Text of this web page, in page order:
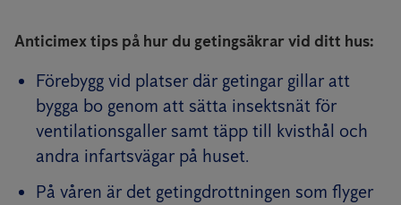
Anticimex tips på hur du getingsäkrar vid ditt hus:
Förebygg vid platser där getingar gillar att
bygga bo genom att sätta insektsnät för
ventilationsgaller samt täpp till kvisthål och
andra infartsvägar på huset.
På våren är det getingdrottningen som flyger